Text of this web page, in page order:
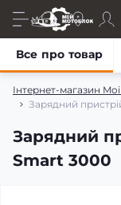
Інтернет-магазин
Зарядний
Зарядний
Smart 3000
Все про товар